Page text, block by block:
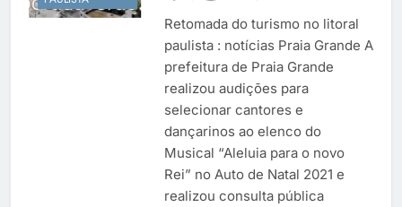
Retomada do turismo no litoral
paulista : notícias Praia Grande A
prefeitura de Praia Grande
realizou audições para
selecionar cantores e
dançarinos ao elenco do
Musical “Aleluia para o novo
Rei” no Auto de Natal 2021 e
realizou consulta pública